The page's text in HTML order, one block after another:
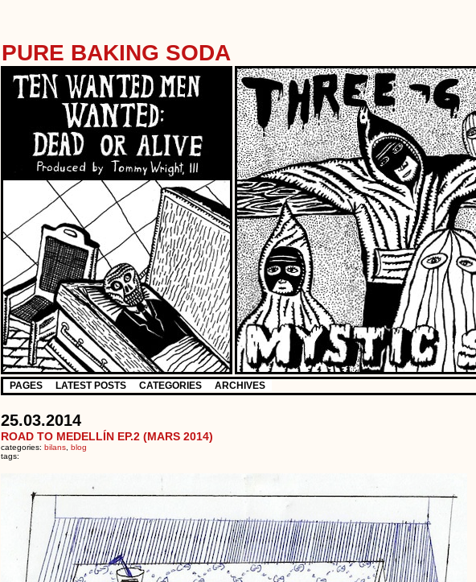
PURE BAKING SODA
PAGES LATEST POSTS CATEGORIES ARCHIVES
25.03.2014
ROAD TO MEDELLÍN EP.2 (MARS 2014)
categories: bilans blog
tags: